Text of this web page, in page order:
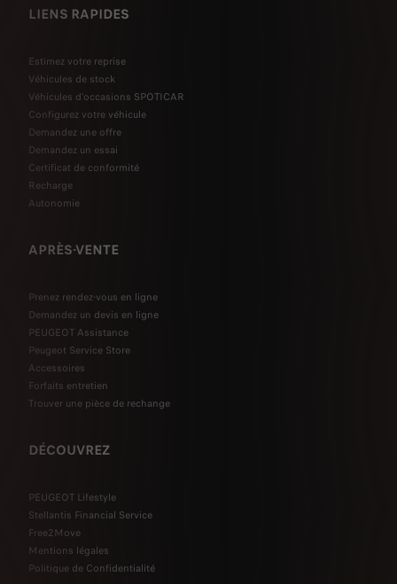
LIENS RAPIDES
Estimez votre reprise
Véhicules de stock
Véhicules d'occasions SPOTICAR
Configurez votre véhicule
Demandez une offre
Demandez un essai
Certificat de conformité
Recharge
Autonomie
APRÈS-VENTE
Prenez rendez-vous en ligne
Demandez un devis en ligne
PEUGEOT Assistance
Peugeot Service Store
Accessoires
Forfaits entretien
Trouver une pièce de rechange
DÉCOUVREZ
PEUGEOT Lifestyle
Stellantis Financial Service
Free2Move
Mentions légales
Politique de Confidentialité